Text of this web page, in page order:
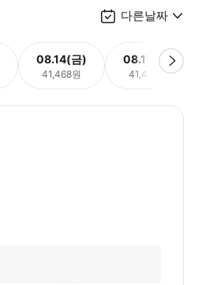
다른날짜
08.14(금)
41,468원
08.15(토)
41,468원